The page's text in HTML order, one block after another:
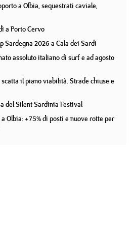
a Olbia, sequestrati caviale,
a Porto Cervo
Sardegna 2026 a Cala dei Sardi
assoluto italiano di surf e ad agosto
il piano viabilità. Strade chiuse e
del Silent Sardinia Festival
Olbia: +75% di posti e nuove rotte per